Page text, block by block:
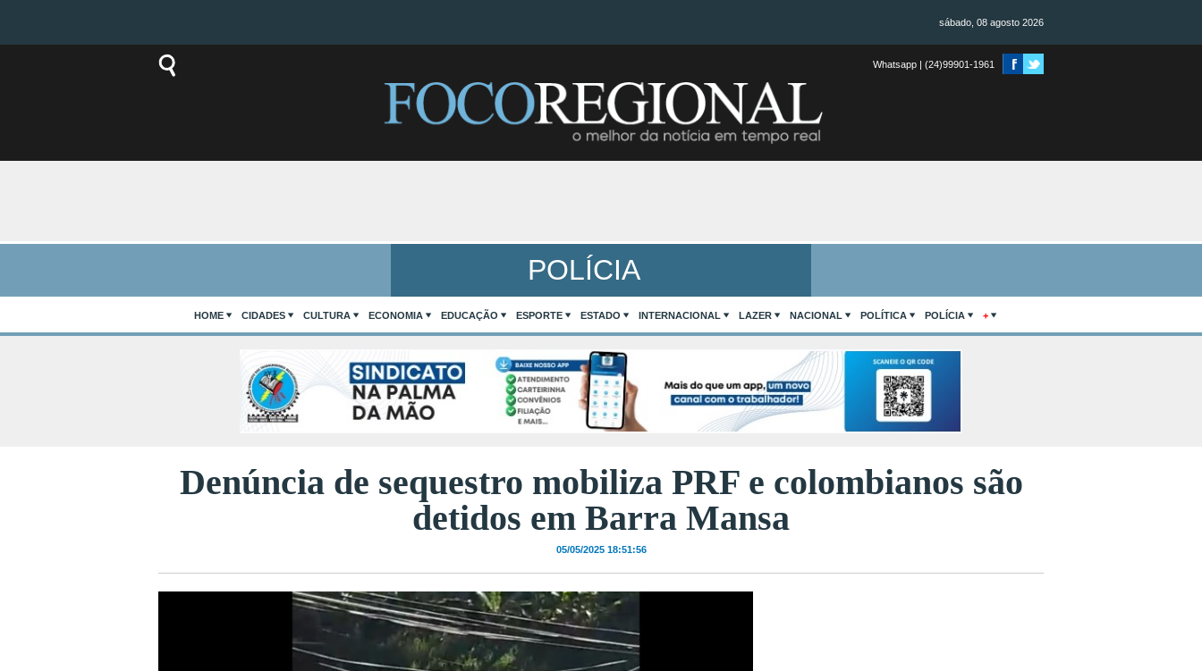
sábado, 08 agosto 2026
Whatsapp | (24)99901-1961
POLÍCIA
HOME CIDADES CULTURA ECONOMIA EDUCAÇÃO ESPORTE ESTADO INTERNACIONAL LAZER NACIONAL POLÍTICA POLÍCIA +
Denúncia de sequestro mobiliza PRF e colombianos são
detidos em Barra Mansa
05/05/2025 18:51:56